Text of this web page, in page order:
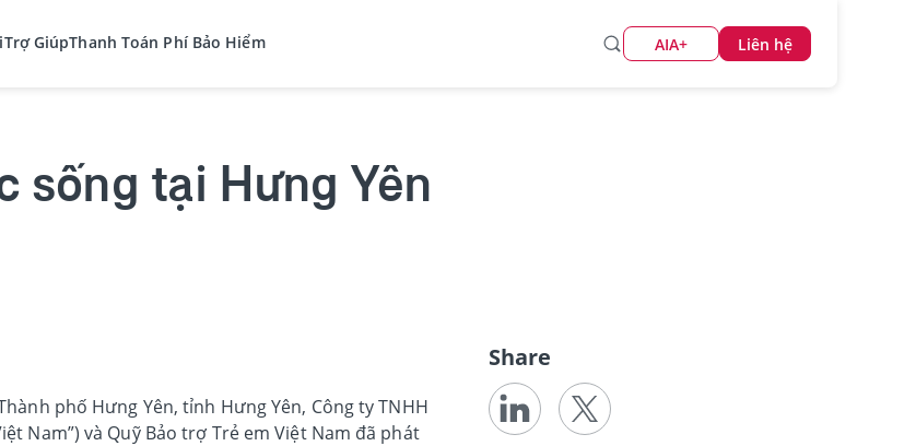
Trợ GiúpThanh Toán Phí Bảo Hiểm AIA+ Liên hệ
sống tại Hưng Yên
phố Hưng Yên, tỉnh Hưng Yên, Công ty TNHH
Nam”) và Quỹ Bảo trợ Trẻ em Việt Nam đã phát
Share